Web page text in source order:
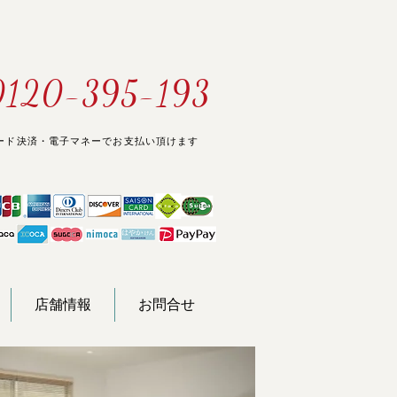
395-193
ド決済・電子マネーでお支払い頂けます
店舗情報 お問合せ